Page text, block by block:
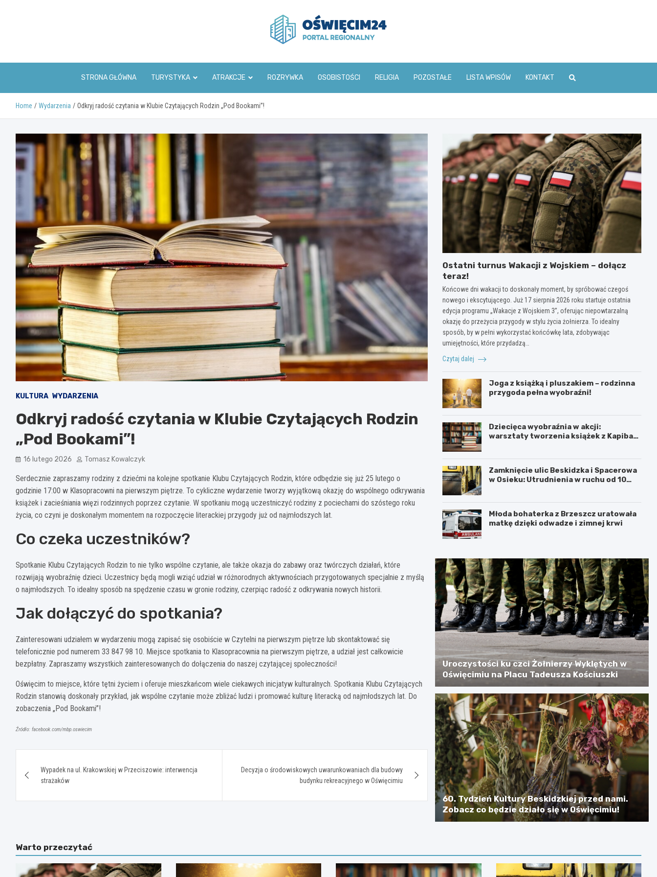
www.oswiecim24.pl
STRONA GŁÓWNA TURYSTYKA ATRAKCJE ROZRYWKA OSOBISTOŚCI RELIGIA POZOSTAŁE LISTA WPISÓW KONTAKT
Home Wydarzenia Odkryj radość czytania w Klubie Czytających Rodzin „Pod Bookami”!
KULTURA WYDARZENIA
Odkryj radość czytania w Klubie Czytających Rodzin
„Pod Bookami”!
16 lutego 2026 Tomasz Kowalczyk
Serdecznie zapraszamy rodziny z dziećmi na kolejne spotkanie Klubu Czytających Rodzin, które odbędzie się już 25 lutego o
godzinie 17:00 w Klasopracowni na pierwszym piętrze. To cykliczne wydarzenie tworzy wyjątkową okazję do wspólnego odkrywania
książek i zacieśniania więzi rodzinnych poprzez czytanie. W spotkaniu mogą uczestniczyć rodziny z pociechami do szóstego roku
życia, co czyni je doskonałym momentem na rozpoczęcie literackiej przygody już od najmłodszych lat.
Co czeka uczestników?
Spotkanie Klubu Czytających Rodzin to nie tylko wspólne czytanie, ale także okazja do zabawy oraz twórczych działań, które
rozwijają wyobraźnię dzieci. Uczestnicy będą mogli wziąć udział w różnorodnych aktywnościach przygotowanych specjalnie z myślą
o najmłodszych. To idealny sposób na spędzenie czasu w gronie rodziny, czerpiąc radość z odkrywania nowych historii.
Jak dołączyć do spotkania?
Zainteresowani udziałem w wydarzeniu mogą zapisać się osobiście w Czytelni na pierwszym piętrze lub skontaktować się
telefonicznie pod numerem 33 847 98 10. Miejsce spotkania to Klasopracownia na pierwszym piętrze, a udział jest całkowicie
bezpłatny. Zapraszamy wszystkich zainteresowanych do dołączenia do naszej czytającej społeczności!
Oświęcim to miejsce, które tętni życiem i oferuje mieszkańcom wiele ciekawych inicjatyw kulturalnych. Spotkania Klubu Czytających
Rodzin stanowią doskonały przykład, jak wspólne czytanie może zbliżać ludzi i promować kulturę literacką od najmłodszych lat. Do
zobaczenia „Pod Bookami”!
Źródło: facebook.com/mbp.oswiecim
wpisu
Wypadek na ul. Krakowskiej w Przeciszowie: interwencja
strażaków
Decyzja o środowiskowych uwarunkowaniach dla budowy
budynku rekreacyjnego w Oświęcimiu
Ostatni turnus Wakacji z Wojskiem – dołącz
teraz!
Końcowe dni wakacji to doskonały moment, by spróbować czegoś
nowego i ekscytującego. Już 17 sierpnia 2026 roku startuje ostatnia
edycja programu „Wakacje z Wojskiem 3”, oferując niepowtarzalną
okazję do przeżycia przygody w stylu życia żołnierza. To idealny
sposób, by w pełni wykorzystać końcówkę lata, zdobywając
umiejętności, które przydadzą…
Czytaj dalej
Joga z książką i pluszakiem – rodzinna
przygoda pełna wyobraźni!
Dziecięca wyobraźnia w akcji:
warsztaty tworzenia książek z Kapibarą
Zamknięcie ulic Beskidzka i Spacerowa
w Osieku: Utrudnienia w ruchu od 10
Młoda bohaterka z Brzeszcz uratowała
matkę dzięki odwadze i zimnej krwi
Uroczystości ku czci Żołnierzy Wyklętych w
Oświęcimiu na Placu Tadeusza Kościuszki
60. Tydzień Kultury Beskidzkiej przed nami.
Zobacz co będzie działo się w Oświęcimiu!
Warto przeczytać